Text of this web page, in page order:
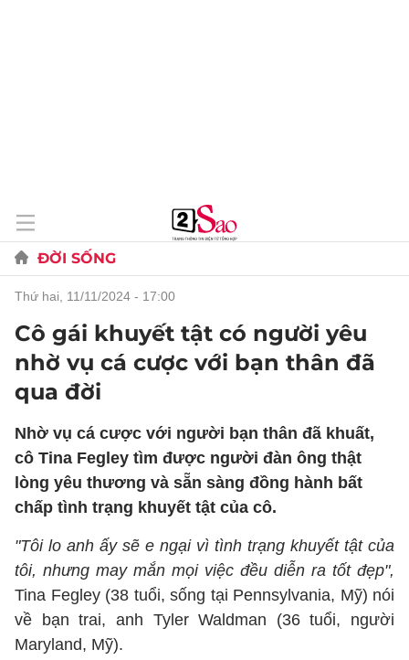
ĐỜI SỐNG
thứ hai, 11/11/2024 - 17:00
Cô gái khuyết tật có người yêu
nhờ vụ cá cược với bạn thân đã
qua đời
Nhờ vụ cá cược với người bạn thân đã khuất,
cô Tina Fegley tìm được người đàn ông thật
lòng yêu thương và sẵn sàng đồng hành bất
chấp tình trạng khuyết tật của cô.
"Tôi lo anh ấy sẽ e ngại vì tình trạng khuyết tật của
tôi, nhưng may mắn mọi việc đều diễn ra tốt đẹp",
Tina Fegley (38 tuổi, sống tại Pennsylvania, Mỹ) nói
về bạn trai, anh Tyler Waldman (36 tuổi, người
Maryland, Mỹ).